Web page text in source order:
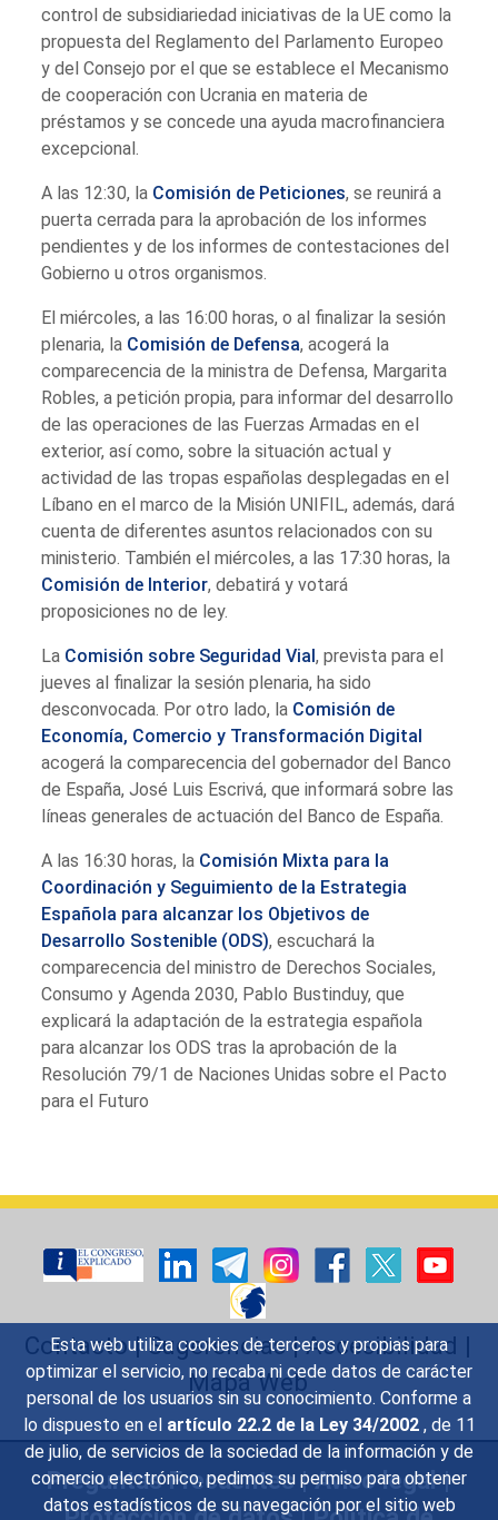
Esta web utiliza cookies de terceros y propias para
optimizar el servicio, no recaba ni cede datos de carácter
personal de los usuarios sin su conocimiento. Conforme a
lo dispuesto en el artículo 22.2 de la Ley 34/2002 , de 11
de julio, de servicios de la sociedad de la información y de
comercio electrónico, pedimos su permiso para obtener
datos estadísticos de su navegación por el sitio web
control de subsidiariedad iniciativas de la UE como la
propuesta del Reglamento del Parlamento Europeo
y del Consejo por el que se establece el Mecanismo
de cooperación con Ucrania en materia de
préstamos y se concede una ayuda macrofinanciera
excepcional.
A las 12:30, la Comisión de Peticiones, se reunirá a
puerta cerrada para la aprobación de los informes
pendientes y de los informes de contestaciones del
Gobierno u otros organismos.
El miércoles, a las 16:00 horas, o al finalizar la sesión
plenaria, la Comisión de Defensa, acogerá la
comparecencia de la ministra de Defensa, Margarita
Robles, a petición propia, para informar del desarrollo
de las operaciones de las Fuerzas Armadas en el
exterior, así como, sobre la situación actual y
actividad de las tropas españolas desplegadas en el
Líbano en el marco de la Misión UNIFIL, además, dará
cuenta de diferentes asuntos relacionados con su
ministerio. También el miércoles, a las 17:30 horas, la
Comisión de Interior, debatirá y votará
proposiciones no de ley.
La Comisión sobre Seguridad Vial, prevista para el
jueves al finalizar la sesión plenaria, ha sido
desconvocada. Por otro lado, la Comisión de
Economía, Comercio y Transformación Digital
acogerá la comparecencia del gobernador del Banco
de España, José Luis Escrivá, que informará sobre las
líneas generales de actuación del Banco de España.
A las 16:30 horas, la Comisión Mixta para la
Coordinación y Seguimiento de la Estrategia
Española para alcanzar los Objetivos de
Desarrollo Sostenible (ODS), escuchará la
comparecencia del ministro de Derechos Sociales,
Consumo y Agenda 2030, Pablo Bustinduy, que
explicará la adaptación de la estrategia española
para alcanzar los ODS tras la aprobación de la
Resolución 79/1 de Naciones Unidas sobre el Pacto
para el Futuro
Contacto|Sugerencias|Accesibilidad |
Mapa Web
Preguntas Frecuentes|Aviso legal|